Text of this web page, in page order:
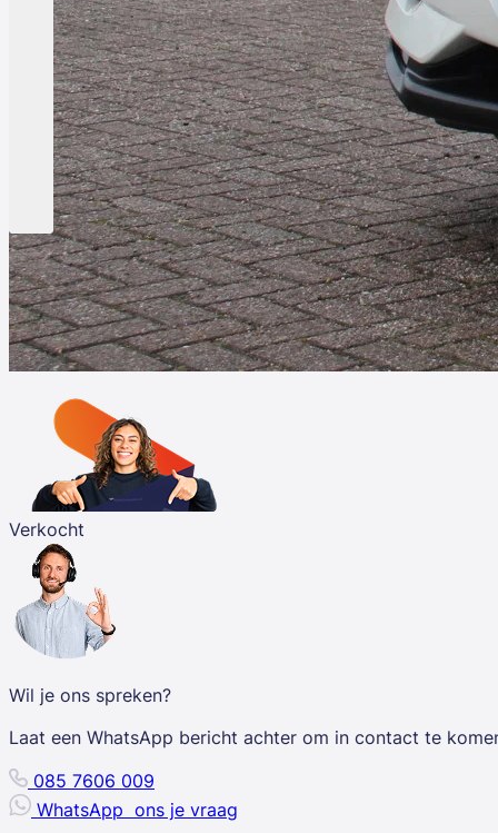
Verkocht
Wil je ons spreken?
Laat een WhatsApp bericht achter om in contact te
085 7606 009
WhatsApp ons je vraag